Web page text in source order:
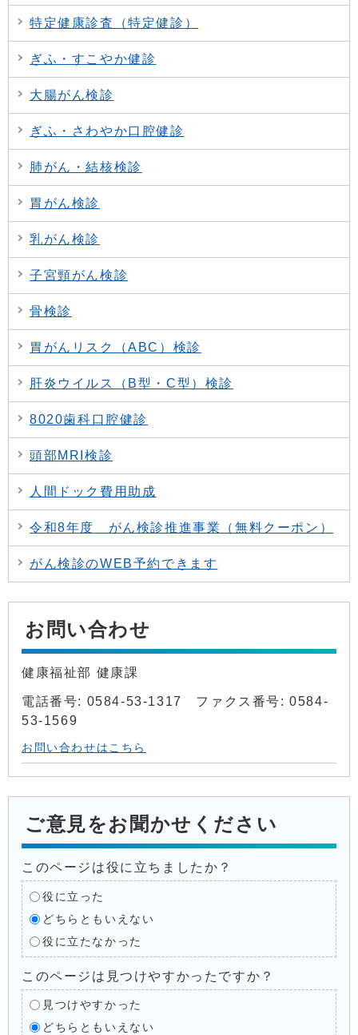
特定健康診査（特定健診）
ぎふ・すこやか健診
大腸がん検診
ぎふ・さわやか口腔健診
肺がん・結核検診
胃がん検診
乳がん検診
子宮頸がん検診
骨検診
胃がんリスク（ABC）検診
肝炎ウイルス（B型・C型）検診
8020歯科口腔健診
頭部MRI検診
人間ドック費用助成
令和8年度 がん検診推進事業（無料クーポン）
がん検診のWEB予約できます
お問い合わせ
健康福祉部 健康課
電話番号: 0584-53-1317 ファクス番号: 0584-
53-1569
お問い合わせはこちら
ご意見をお聞かせください
このページは役に立ちましたか？
役に立った
どちらともいえない
役に立たなかった
このページは見つけやすかったですか？
見つけやすかった
どちらともいえない